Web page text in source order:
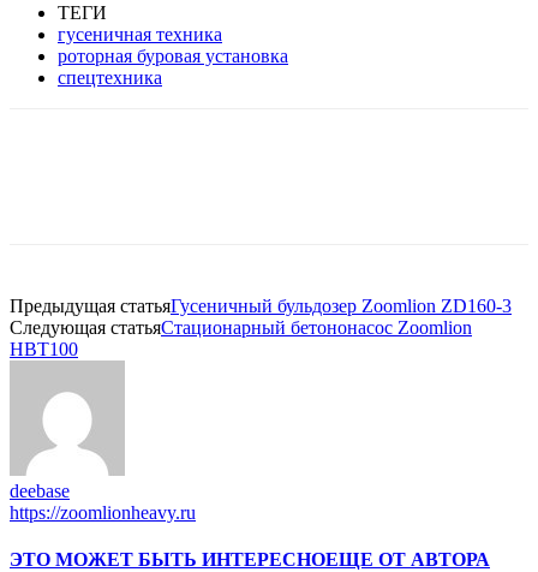
ТЕГИ
гусеничная техника
роторная буровая установка
спецтехника
Предыдущая статьяГусеничный бульдозер Zoomlion ZD160-3
Следующая статьяСтационарный бетононасос Zoomlion
HBT100
deebase
https://zoomlionheavy.ru
ЭТО МОЖЕТ БЫТЬ ИНТЕРЕСНОЕЩЕ ОТ АВТОРА